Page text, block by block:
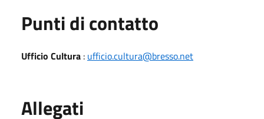
Punti di contatto
Ufficio Cultura : ufficio.cultura@bresso.net
Allegati